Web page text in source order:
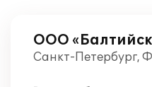
ООО
Санкт-Петербург,